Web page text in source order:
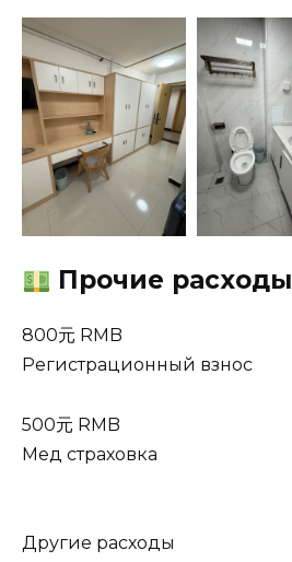
Прочие расходы
800元 RMB
Регистрационный взнос
500元 RMB
Мед страховка
Другие расходы